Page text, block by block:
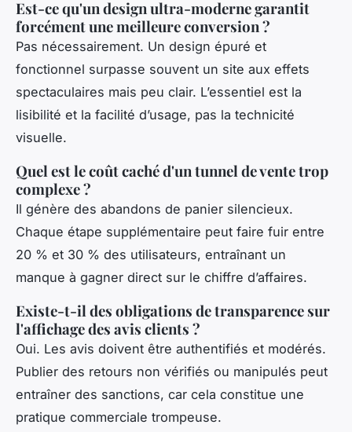
Est-ce qu'un design ultra-moderne garantit
forcément une meilleure conversion ?
Pas nécessairement. Un design épuré et
fonctionnel surpasse souvent un site aux effets
spectaculaires mais peu clair. L’essentiel est la
lisibilité et la facilité d’usage, pas la technicité
visuelle.
Quel est le coût caché d'un tunnel de vente trop
complexe ?
Il génère des abandons de panier silencieux.
Chaque étape supplémentaire peut faire fuir entre
20 % et 30 % des utilisateurs, entraînant un
manque à gagner direct sur le chiffre d’affaires.
Existe-t-il des obligations de transparence sur
l'affichage des avis clients ?
Oui. Les avis doivent être authentifiés et modérés.
Publier des retours non vérifiés ou manipulés peut
entraîner des sanctions, car cela constitue une
pratique commerciale trompeuse.